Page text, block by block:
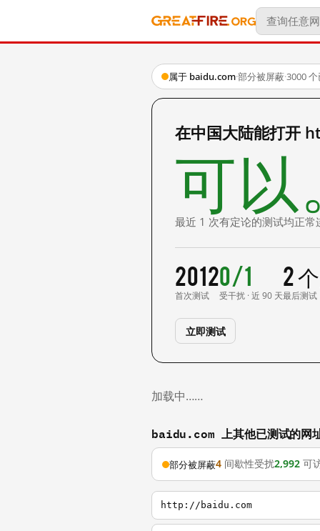
属于 baidu.com·部分被屏蔽·3000
在中国大陆能打开
可以
最近 1 次有定论的测试均正常
2012
首次测试
0/1
受干扰 · 近 90 天
2
最后测试
立即测试
加载中……
baidu.com 上其他已测试的网
部分被屏蔽4 间歇性受扰2,992 可
http://baidu.com